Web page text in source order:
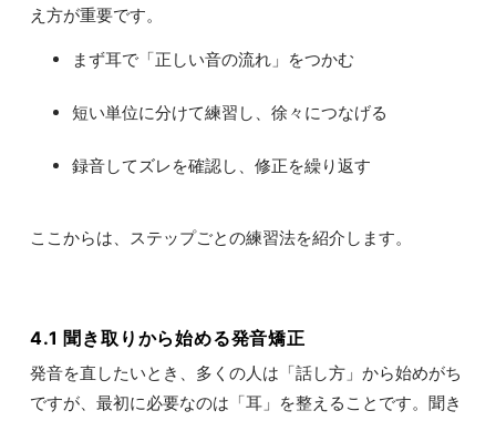
え方が重要です。
まず耳で「正しい音の流れ」をつかむ
短い単位に分けて練習し、徐々につなげる
録音してズレを確認し、修正を繰り返す
ここからは、ステップごとの練習法を紹介します。
4.1 聞き取りから始める発音矯正
発音を直したいとき、多くの人は「話し方」から始めがち
ですが、最初に必要なのは「耳」を整えることです。聞き